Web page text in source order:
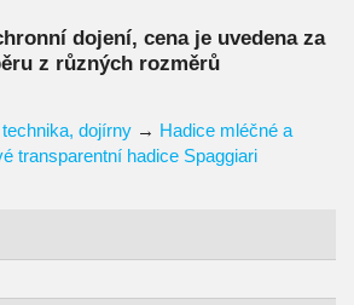
dojení, cena je uvedena za
z různých rozměrů
dojírny → Hadice mléčné a
transparentní hadice Spaggiari